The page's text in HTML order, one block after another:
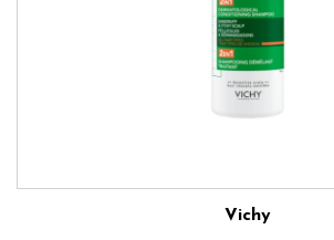
Vichy